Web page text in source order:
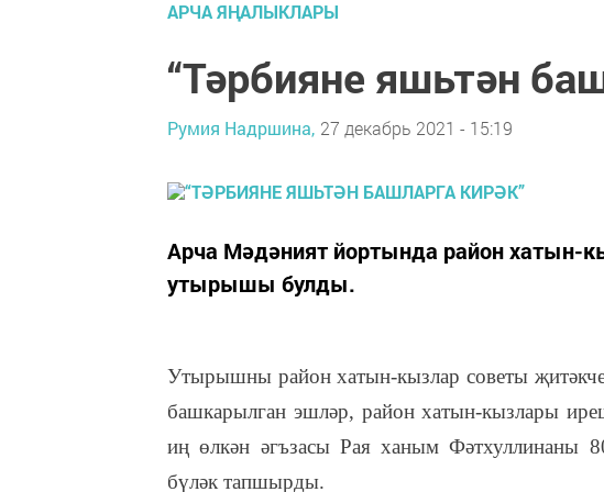
АРЧА ЯҢАЛЫКЛАРЫ
“Тәрбияне яшьтән
Румия Надршина, 27 декабрь 2021 - 15:19
Арча Мәдәният йортында район хатын-
утырышы булды.
Утырышны район хатын-кызлар советы
башкарылган эшләр, район хатын-кызлары
иң өлкән әгъзасы Рая ханым Фәтхуллинаны
бүләк тапшырды.